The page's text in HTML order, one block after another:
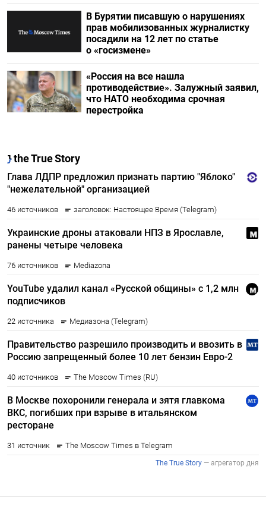
В Бурятии писавшую о нарушениях
прав мобилизованных журналистку
посадили на 12 лет по статье
о «госизмене»
«Россия на все нашла
противодействие». Залужный заявил,
что НАТО необходима срочная
перестройка